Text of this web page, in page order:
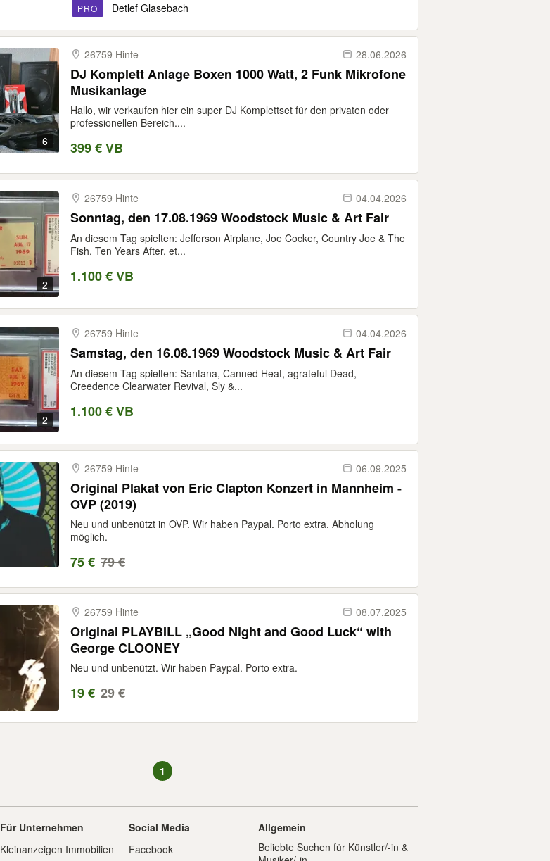
PRO Detlef Glasebach
6
26759 Hinte 28.06.2026
DJ Komplett Anlage Boxen 1000 Watt, 2 Funk Mikrofone
Musikanlage
Hallo, wir verkaufen hier ein super DJ Komplettset für den privaten oder
professionellen Bereich....
399 € VB
2
26759 Hinte 04.04.2026
Sonntag, den 17.08.1969 Woodstock Music & Art Fair
An diesem Tag spielten: Jefferson Airplane, Joe Cocker, Country Joe & The
Fish, Ten Years After, et...
1.100 € VB
2
26759 Hinte 04.04.2026
Samstag, den 16.08.1969 Woodstock Music & Art Fair
An diesem Tag spielten: Santana, Canned Heat, agrateful Dead,
Creedence Clearwater Revival, Sly &...
1.100 € VB
26759 Hinte 06.09.2025
Original Plakat von Eric Clapton Konzert in Mannheim -
OVP (2019)
Neu und unbenützt in OVP. Wir haben Paypal. Porto extra. Abholung
möglich.
75 € 79 €
26759 Hinte 08.07.2025
Original PLAYBILL „Good Night and Good Luck“ with
George CLOONEY
Neu und unbenützt. Wir haben Paypal. Porto extra.
19 € 29 €
1
Für Unternehmen
Kleinanzeigen Immobilien
Social Media
Facebook
Allgemein
Beliebte Suchen für Künstler/-in &